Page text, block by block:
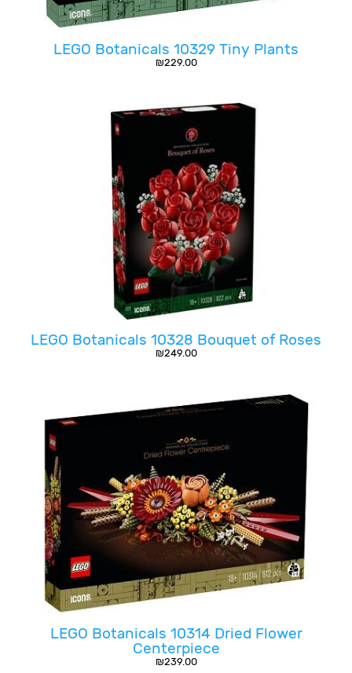
LEGO Botanicals 10329 Tiny Plants
₪229.00
LEGO Botanicals 10328 Bouquet of Roses
₪249.00
LEGO Botanicals 10314 Dried Flower
Centerpiece
₪239.00